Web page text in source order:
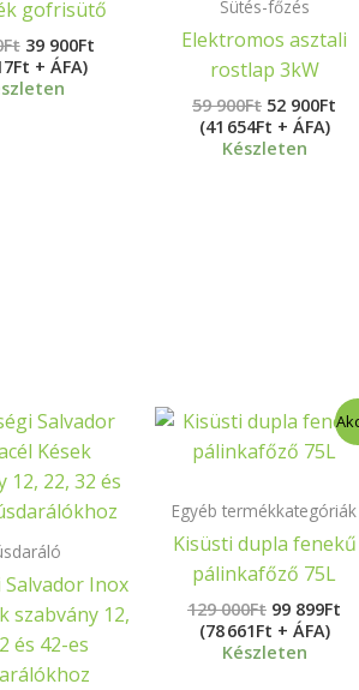
gofrisütő
Ft 39 900Ft
+ ÁFA)
Sütés-főzés
Elektromos asztali
rostlap 3kW
59 900Ft 52 900Ft
(41 654Ft + ÁFA)
Készleten
Inox
szabvány 12,
és 42-es
Ártartomány:
-
900Ft
Egyéb termékkategóriák
Kisüsti dupla fenekű
pálinkafőző 75L
129 000Ft
Original
price
was:
000Ft.
99 899Ft
(78 661Ft + ÁFA)
Készleten